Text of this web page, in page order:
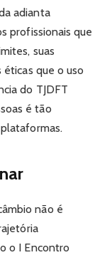
adianta
profissionais que
suas
que o uso
do TJDFT
é tão
não é
o I Encontro